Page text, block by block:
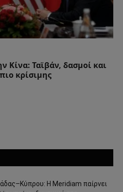
Κίνα: Ταϊβάν, δασμοί και
κρίσιμης
Η Meridiam παίρνει